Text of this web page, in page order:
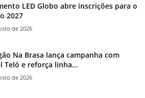
LED Globo abre inscrições para o
2027
de 2026
Na Brasa lança campanha com
Teló e reforça linha...
de 2026